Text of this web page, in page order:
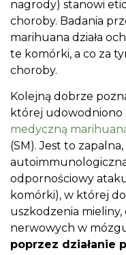
nagrody) stanowi
choroby. Badania
marihuana działa
te komórki, a co za
choroby.
Kolejną dobrze
której udowodniono
medyczną
(SM). Jest to
odpornościowy
komórki), w której
uszkodzenia mieliny,
nerwowych w
poprzez działanie